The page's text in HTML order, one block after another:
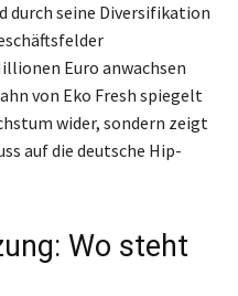
durch seine Diversifikation
Euro anwachsen
von Eko Fresh spiegelt
wider, sondern zeigt
auf die deutsche Hip-
Wo steht